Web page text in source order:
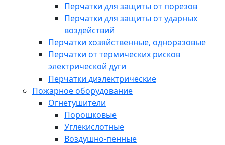
Перчатки для защиты от порезов
Перчатки для защиты от ударных
воздействий
Перчатки хозяйственные, одноразовые
Перчатки от термических рисков
электрической дуги
Перчатки диэлектрические
Пожарное оборудование
Огнетушители
Порошковые
Углекислотные
Воздушно-пенные